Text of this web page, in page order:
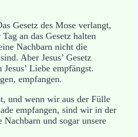
Gesetz des Mose verlangt,
an das Gesetz halten
Nachbarn nicht die
Aber Jesus’ Gesetz
Liebe empfängst.
empfangen.
und wenn wir aus der Fülle
empfangen, sind wir in der
Nachbarn und sogar unsere